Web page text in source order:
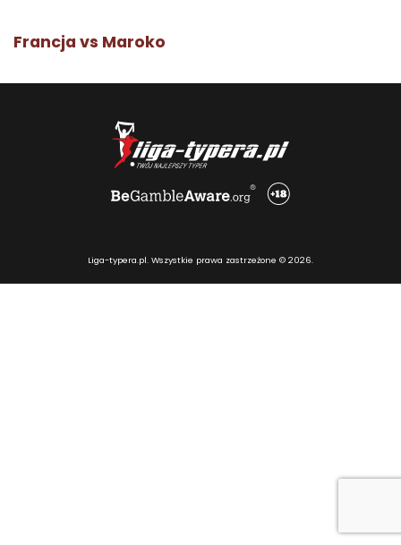
Francja vs Maroko
Liga-typera.pl. Wszystkie prawa zastrzeżone © 2026.